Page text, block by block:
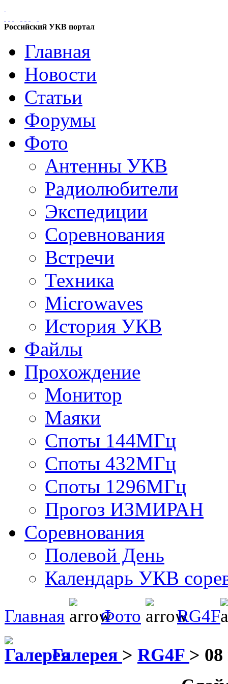
Российский УКВ портал
Главная
Новости
Статьи
Форумы
Фото
Антенны УКВ
Радиолюбители
Экспедиции
Соревнования
Встречи
Техника
Microwaves
История УКВ
Файлы
Прохождение
Монитор
Маяки
Споты 144МГц
Споты 432МГц
Споты 1296МГц
Прогоз ИЗМИРАН
Соревнования
Полевой День
Календарь УКВ
Главная Фото RG4F
Галерея > RG4F >